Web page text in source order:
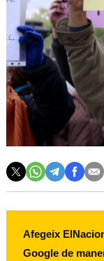
Afegeix
Google de